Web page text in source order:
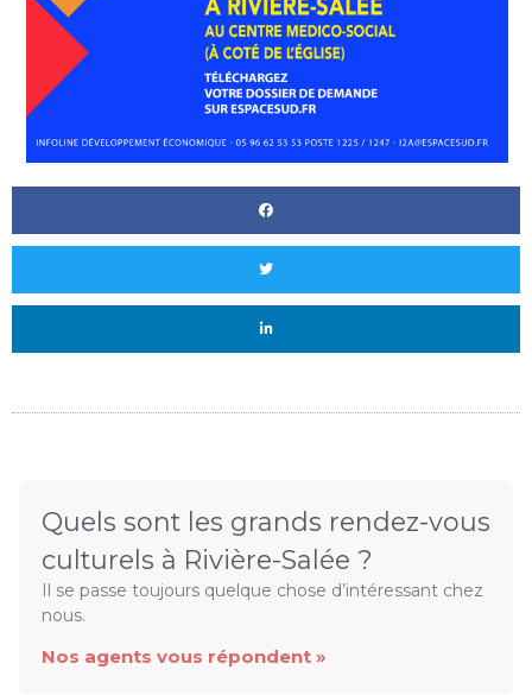
Quels sont les grands rendez-vous
culturels à Rivière-Salée ?
Il se passe toujours quelque chose d’intéressant chez
nous.
Nos agents vous répondent »